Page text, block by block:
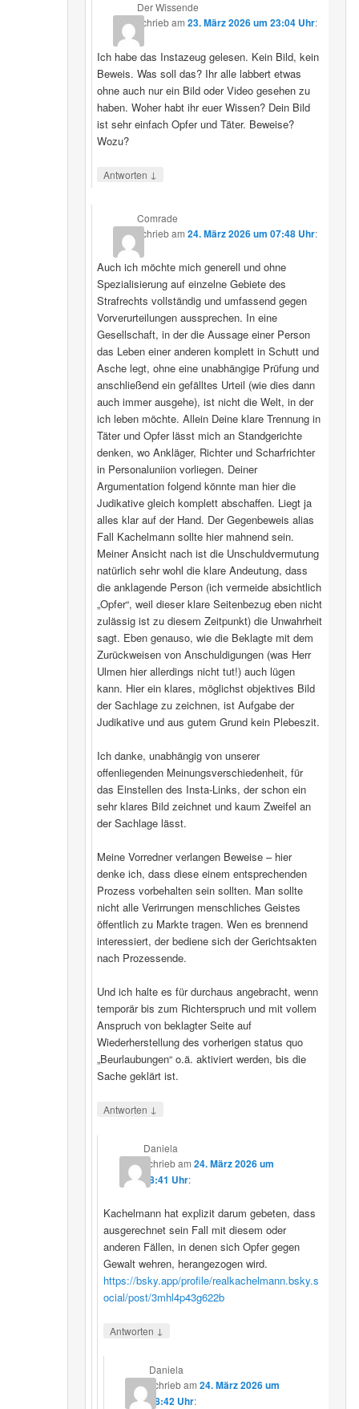
Der Wissende
schriebam23. März 2026 um 23:04 Uhr:
Ich habe das Instazeug gelesen. Kein Bild, kein
Beweis. Was soll das? Ihr alle labbert etwas
ohne auch nur ein Bild oder Video gesehen zu
haben. Woher habt ihr euer Wissen? Dein Bild
ist sehr einfach Opfer und Täter. Beweise?
Wozu?
Antworten ↓
Comrade
schriebam24. März 2026 um 07:48 Uhr:
Auch ich möchte mich generell und ohne
Spezialisierung auf einzelne Gebiete des
Strafrechts vollständig und umfassend gegen
Vorverurteilungen aussprechen. In eine
Gesellschaft, in der die Aussage einer Person
das Leben einer anderen komplett in Schutt und
Asche legt, ohne eine unabhängige Prüfung und
anschließend ein gefälltes Urteil (wie dies dann
auch immer ausgehe), ist nicht die Welt, in der
ich leben möchte. Allein Deine klare Trennung in
Täter und Opfer lässt mich an Standgerichte
denken, wo Ankläger, Richter und Scharfrichter
in Personaluniion vorliegen. Deiner
Argumentation folgend könnte man hier die
Judikative gleich komplett abschaffen. Liegt ja
alles klar auf der Hand. Der Gegenbeweis alias
Fall Kachelmann sollte hier mahnend sein.
Meiner Ansicht nach ist die Unschuldvermutung
natürlich sehr wohl die klare Andeutung, dass
die anklagende Person (ich vermeide absichtlich
„Opfer“, weil dieser klare Seitenbezug eben nicht
zulässig ist zu diesem Zeitpunkt) die Unwahrheit
sagt. Eben genauso, wie die Beklagte mit dem
Zurückweisen von Anschuldigungen (was Herr
Ulmen hier allerdings nicht tut!) auch lügen
kann. Hier ein klares, möglichst objektives Bild
der Sachlage zu zeichnen, ist Aufgabe der
Judikative und aus gutem Grund kein Plebeszit.
Ich danke, unabhängig von unserer
offenliegenden Meinungsverschiedenheit, für
das Einstellen des Insta-Links, der schon ein
sehr klares Bild zeichnet und kaum Zweifel an
der Sachlage lässt.
Meine Vorredner verlangen Beweise – hier
denke ich, dass diese einem entsprechenden
Prozess vorbehalten sein sollten. Man sollte
nicht alle Verirrungen menschliches Geistes
öffentlich zu Markte tragen. Wen es brennend
interessiert, der bediene sich der Gerichtsakten
nach Prozessende.
Und ich halte es für durchaus angebracht, wenn
temporär bis zum Richterspruch und mit vollem
Anspruch von beklagter Seite auf
Wiederherstellung des vorherigen status quo
„Beurlaubungen“ o.ä. aktiviert werden, bis die
Sache geklärt ist.
Antworten ↓
Daniela
schriebam 24. März 2026 um
08:41 Uhr:
Kachelmann hat explizit darum gebeten, dass
ausgerechnet sein Fall mit diesem oder
anderen Fällen, in denen sich Opfer gegen
Gewalt wehren, herangezogen wird.
https://bsky.app/profile/realkachelmann.bsky.s
ocial/post/3mhl4p43g622b
Antworten ↓
Daniela
schriebam24. März 2026 um
08:42 Uhr: